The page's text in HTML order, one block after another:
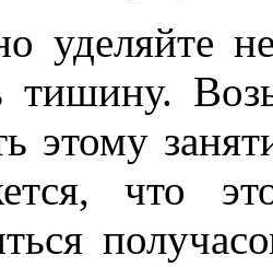
уделяйте
тишину.
этому
что